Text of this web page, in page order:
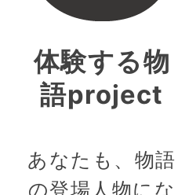
体験する物
語project
あなたも、物語
の登場人物にな